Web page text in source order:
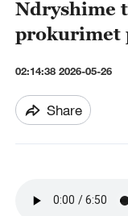
Ndryshime
prokurimet
02:14:38 2026-05-26
Share